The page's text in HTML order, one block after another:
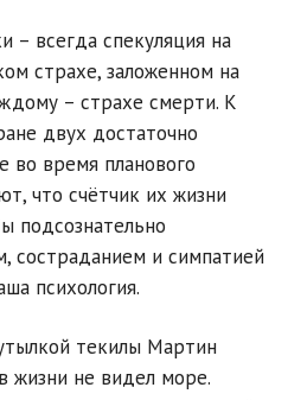
– всегда спекуляция на
страхе, заложенном на
– страхе смерти. К
двух достаточно
во время планового
что счётчик их жизни
подсознательно
состраданием и симпатией
психология.
текилы Мартин
жизни не видел море.